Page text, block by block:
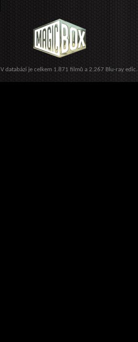
V databázi je celkem 1.871 filmů a 2.267 Blu-ray edic.